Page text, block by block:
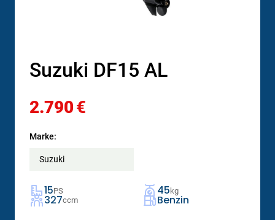
Suzuki DF15 AL
2.790€
Marke:
Suzuki
15PS 45 kg
327ccm Benzin